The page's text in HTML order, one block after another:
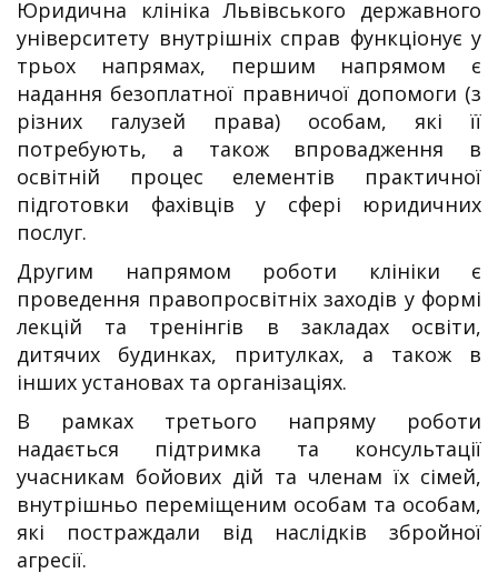
Юридична клініка Львівського державного
університету внутрішніх справ функціонує у
трьох напрямах, першим напрямом є
надання безоплатної правничої допомоги (з
різних галузей права) особам, які її
потребують, а також впровадження в
освітній процес елементів практичної
підготовки фахівців у сфері юридичних
послуг.
Другим напрямом роботи клініки є
проведення правопросвітніх заходів у формі
лекцій та тренінгів в закладах освіти,
дитячих будинках, притулках, а також в
інших установах та організаціях.
В рамках третього напряму роботи
надається підтримка та консультації
учасникам бойових дій та членам їх сімей,
внутрішньо переміщеним особам та особам,
які постраждали від наслідків збройної
агресії.